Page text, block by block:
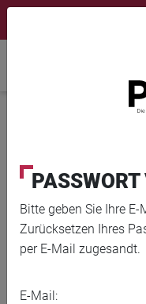
Ausbruch
PASSWORT
Bitte geben Sie Ihre
Zurücksetzen Ihres
per E-Mail zugesandt.
E-Mail: